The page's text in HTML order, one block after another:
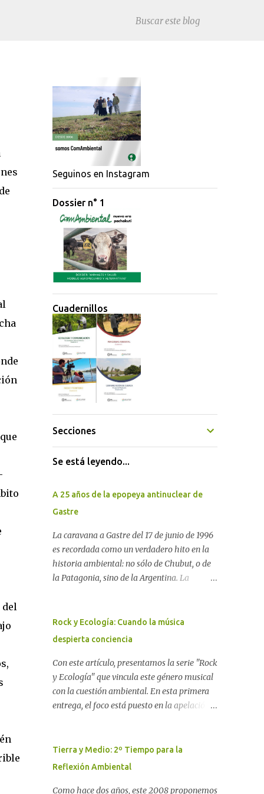
del
Seguinos en Instagram
Dossier n° 1
Cuadernillos
Secciones
Se está leyendo...
A 25 años de la epopeya antinuclear de
Gastre
La caravana a Gastre del 17 de junio de 1996
es recordada como un verdadero hito en la
historia ambiental: no sólo de Chubut, o de
la Patagonia, sino de la Argentina. La
para construir un basurero de residuos
nucleares en Gastre (centro-norte de
avanzó un proyecto legislativo nacional al
respecto. En este artículo, la investigadora
Ayelen Dichdji reconstruye la historia del
Movimiento Antinuclear de Chubut (MACH)
territorial frente a las imposiciones de la
tecnocracia nuclear globalizada. Dossier N°
Fukushima" CRÓNICA Por Ayelen Dichdji*
Rock y Ecología: Cuando la música
despierta conciencia
Con este artículo, presentamos la serie "Rock
y Ecología" que vincula este género musical
con la cuestión ambiental. En esta primera
entrega, el foco está puesto en la apelación
Desde el legendario El Oso hasta las
recientes apariciones de la Pachama Mama
Carolina Aponte La Madre Tierra se escucha
Tierra y Medio: 2º Tiempo para la
Reflexión Ambiental
Como hace dos años, este 2008 proponemos